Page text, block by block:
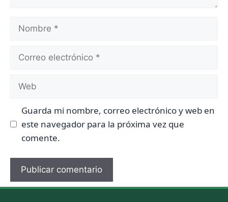
Nombre
Correo
Web
Guarda mi nombre, correo electrónico y web en
este navegador para la próxima vez que
comente.